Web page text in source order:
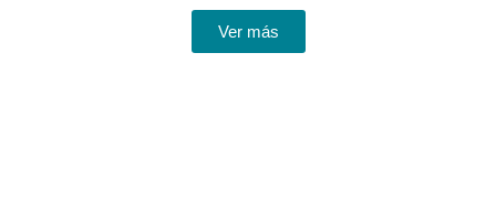
Ver más